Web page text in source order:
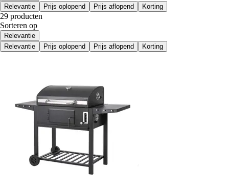
Relevantie
Prijs oplopend Prijs aflopend Korting
29 producten
Sorteren op
Relevantie
Relevantie
Prijs oplopend Prijs aflopend Korting